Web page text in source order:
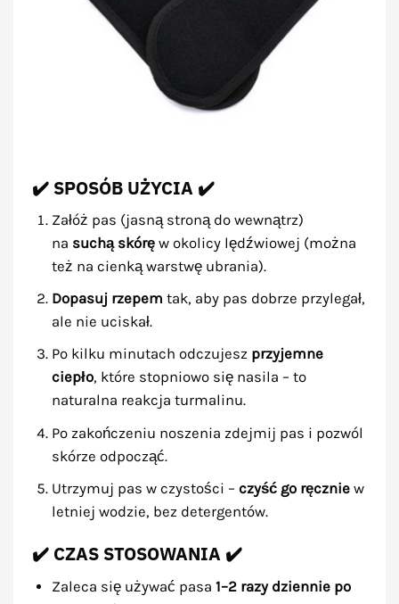
✔️ SPOSÓB UŻYCIA ✔️
Załóż pas (jasną stroną do wewnątrz)
na suchą skóręw okolicy lędźwiowej (można
też na cienką warstwę ubrania).
Dopasuj rzepem tak, aby pas dobrze przylegał,
ale nie uciskał.
Po kilku minutach odczujesz przyjemne
ciepło, które stopniowo się nasila – to
naturalna reakcja turmalinu.
Po zakończeniu noszenia zdejmij pas i pozwól
skórze odpocząć.
Utrzymuj pas w czystości – czyść go ręczniew
letniej wodzie, bez detergentów.
✔️ CZAS STOSOWANIA ✔️
Zaleca się używać pasa 1–2 razy dziennie po